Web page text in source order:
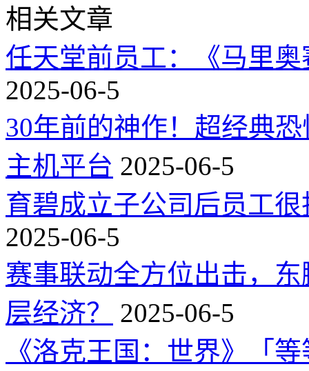
相关文章
任天堂前员工：《马里
2025-06-5
30年前的神作！超经典
主机平台 2025-06-5
育碧成立子公司后员工
2025-06-5
赛事联动全方位出击，
层经济？
2025-06-5
《洛克王国：世界》「